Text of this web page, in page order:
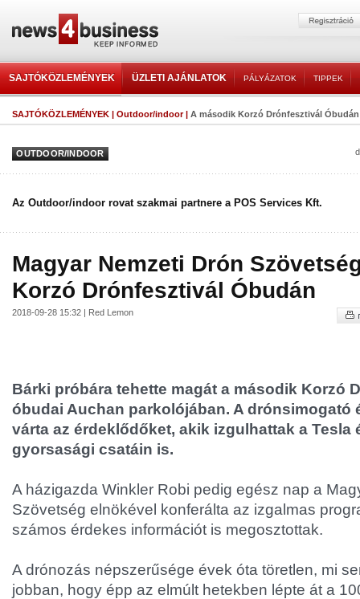
SAJTÓKÖZLEMÉNYEK ÜZLETI AJÁNLATOK PÁLYÁZATOK TIPPEK
SAJTÓKÖZLEMÉNYEK | Outdoor/indoor| A második Korzó Drónfesztivál Óbudán
OUTDOOR/INDOOR
Az Outdoor/indoor rovat szakmai partnere a POS Services Kft.
Magyar Nemzeti Drón
Korzó Drónfesztivál Óbudán
2018-09-28 15:32 | Red Lemon
Bárki próbára tehette magát a második Korzó
óbudai Auchan parkolójában. A drónsimogató
várta az érdeklődőket, akik izgulhattak a Tesla
gyorsasági csatáin is.
A házigazda Winkler Robi pedig egész nap a
Szövetség elnökével konferálta az izgalmas
számos érdekes információt is megosztottak.
A drónozás népszerűsége évek óta töretlen, mi
jobban, hogy épp az elmúlt hetekben lépte át a